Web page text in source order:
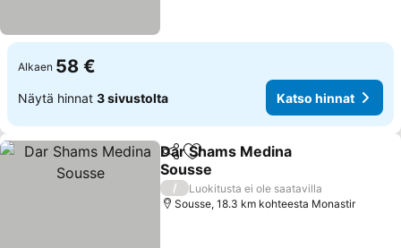
Alkaen 58 €
Näytä hinnat 3 sivustolta Katso hinnat
Jaa Lisää suosikkeihin
Dar Shams Medina
Sousse
/
Luokitusta ei ole saatavilla
Sousse, 18.3 km kohteesta Monastir